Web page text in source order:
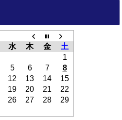
水 木 金
土
1
5 6 7
8
12 13 14
15
19 20 21
22
26 27 28
29